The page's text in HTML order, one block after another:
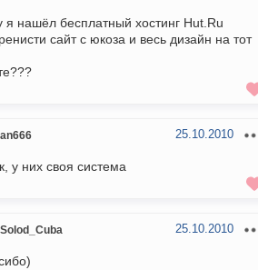
я нашёл бесплатный хостинг Hut.Ru
сайт с юкоза и весь дизайн на тот
25.10.2010
у них своя система
25.10.2010